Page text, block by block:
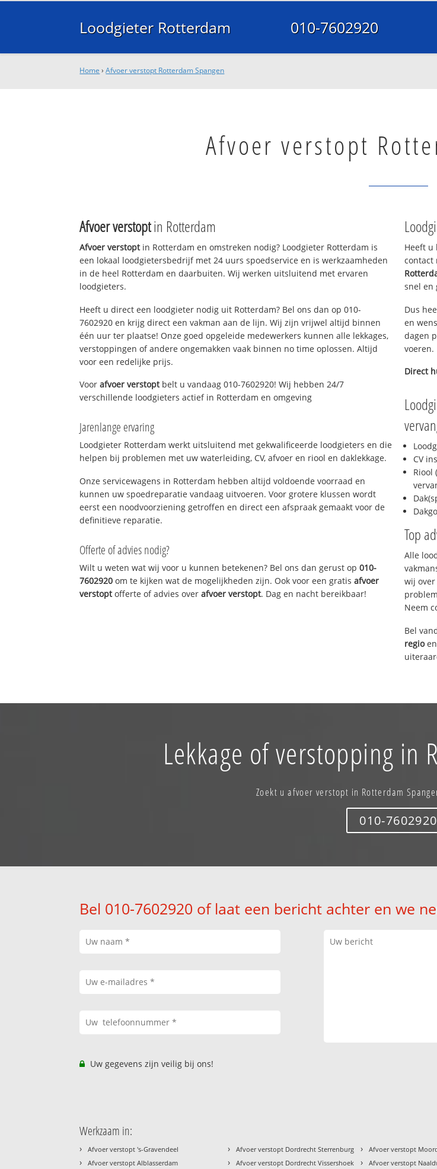
Loodgieter Rotterdam 010-7602920
Home ›Afvoer verstopt Rotterdam Spangen
Afvoer verstopt
Afvoer verstoptin Rotterdam
Afvoer verstoptin Rotterdam en omstreken nodig? Loodgieter Rotterdam is
een lokaal loodgietersbedrijf met 24 uurs spoedservice en is werkzaamheden
in de heel Rotterdam en daarbuiten. Wij werken uitsluitend met ervaren
loodgieters.
Heeft u direct een loodgieter nodig uit Rotterdam? Bel ons dan op 010-
7602920 en krijg direct een vakman aan de lijn. Wij zijn vrijwel altijd binnen
één uur ter plaatse! Onze goed opgeleide medewerkers kunnen alle lekkages,
verstoppingen of andere ongemakken vaak binnen no time oplossen. Altijd
voor een redelijke prijs.
Voorafvoer verstoptbelt u vandaag 010-7602920! Wij hebben 24/7
verschillende loodgieters actief in Rotterdam en omgeving
Jarenlange ervaring
Loodgieter Rotterdam werkt uitsluitend met gekwalificeerde loodgieters en die
helpen bij problemen met uw waterleiding, CV, afvoer en riool en daklekkage.
Onze servicewagens in Rotterdam hebben altijd voldoende voorraad en
kunnen uw spoedreparatie vandaag uitvoeren. Voor grotere klussen wordt
eerst een noodvoorziening getroffen en direct een afspraak gemaakt voor de
definitieve reparatie.
Offerte of advies nodig?
Wilt u weten wat wij voor u kunnen betekenen? Bel ons dan gerust op010-
7602920 om te kijken wat de mogelijkheden zijn. Ook voor een gratisafvoer
verstoptofferte of advies overafvoer verstopt. Dag en nacht bereikbaar!
Heeft u
contact
snel en
Dus
en
dagen
voeren.
Direct
CV
Riool
Top
Alle
wij
Neem
Bel
regioen
Lekkage of verstopping in
Zoekt u afvoer verstopt in Rotterdam
010-7602920
Bel 010-7602920 of laat een bericht achter en we
Uw gegevens zijn veilig bij ons!
Werkzaam in:
› Afvoer verstopt 's-Gravendeel
› Afvoer verstopt Alblasserdam
› Afvoer verstopt Dordrecht Sterrenburg
› Afvoer verstopt Dordrecht Vissershoek
› Afvoer verstopt
› Afvoer verstopt